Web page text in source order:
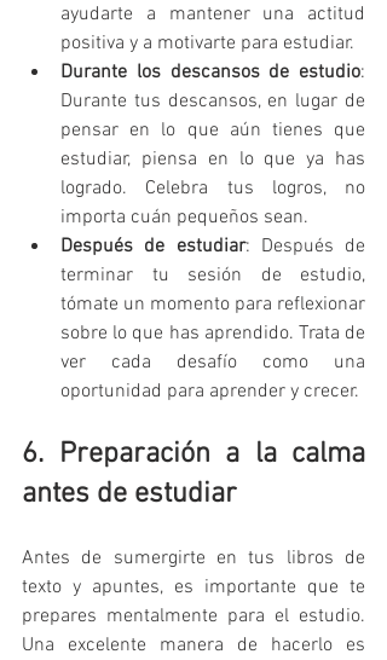
ayudarte a mantener una actitud
positiva y a motivarte para estudiar.
Durante los descansos de estudio:
Durante tus descansos, en lugar de
pensar en lo que aún tienes que
estudiar, piensa en lo que ya has
logrado. Celebra tus logros, no
importa cuán pequeños sean.
Después de estudiar: Después de
terminar tu sesión de estudio,
tómate un momento para reflexionar
sobre lo que has aprendido. Trata de
ver cada desafío como una
oportunidad para aprender y crecer.
6. Preparación a la calma
antes de estudiar
Antes de sumergirte en tus libros de
texto y apuntes, es importante que te
prepares mentalmente para el estudio.
Una excelente manera de hacerlo es